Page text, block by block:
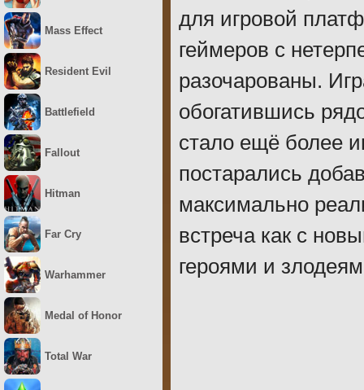
для игровой
геймеров с
разочарованы.
обогатившись
стало ещё более
постарались
максимально
встреча как с
героями и
Mass Effect
Resident Evil
Battlefield
Fallout
Hitman
Far Cry
Warhammer
Medal of Honor
Total War